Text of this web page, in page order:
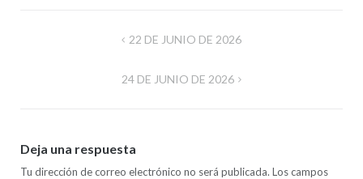
22 DE JUNIO DE 2026
24 DE JUNIO DE 2026
Deja una respuesta
Tu dirección de correo electrónico no será publicada. Los campos